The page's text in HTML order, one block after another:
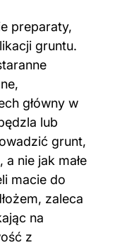
preparaty,
gruntu.
główny w
lub
grunt,
nie jak małe
macie do
zaleca
na
z